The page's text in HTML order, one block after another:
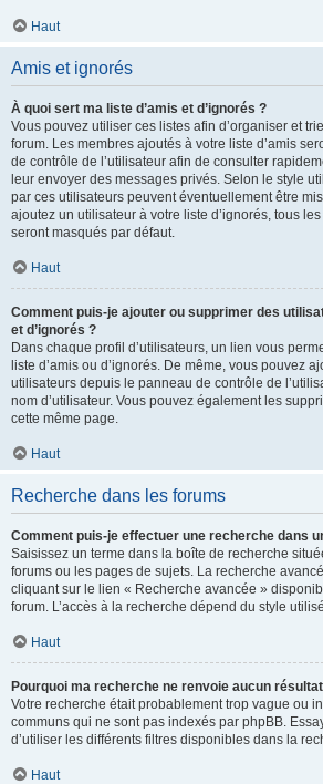
Haut
Amis et ignorés
À quoi sert ma liste d’amis et d’ignorés ?
Vous pouvez utiliser ces listes afin d’organiser et
forum. Les membres ajoutés à votre liste d’amis
de contrôle de l’utilisateur afin de consulter
leur envoyer des messages privés. Selon le style
par ces utilisateurs peuvent éventuellement être
ajoutez un utilisateur à votre liste d’ignorés, tous
seront masqués par défaut.
Haut
Comment puis-je ajouter ou supprimer des
et d’ignorés ?
Dans chaque profil d’utilisateurs, un lien vous
liste d’amis ou d’ignorés. De même, vous pouvez
utilisateurs depuis le panneau de contrôle de
nom d’utilisateur. Vous pouvez également les
cette même page.
Haut
Recherche dans les forums
Comment puis-je effectuer une recherche dans
Saisissez un terme dans la boîte de recherche
forums ou les pages de sujets. La recherche
cliquant sur le lien « Recherche avancée »
forum. L’accès à la recherche dépend du style
Haut
Pourquoi ma recherche ne renvoie aucun
Votre recherche était probablement trop vague ou
communs qui ne sont pas indexés par phpBB.
d’utiliser les différents filtres disponibles dans la
Haut